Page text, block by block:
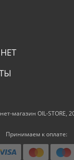
магазин OIL-STORE,
Принимаем к оплате: